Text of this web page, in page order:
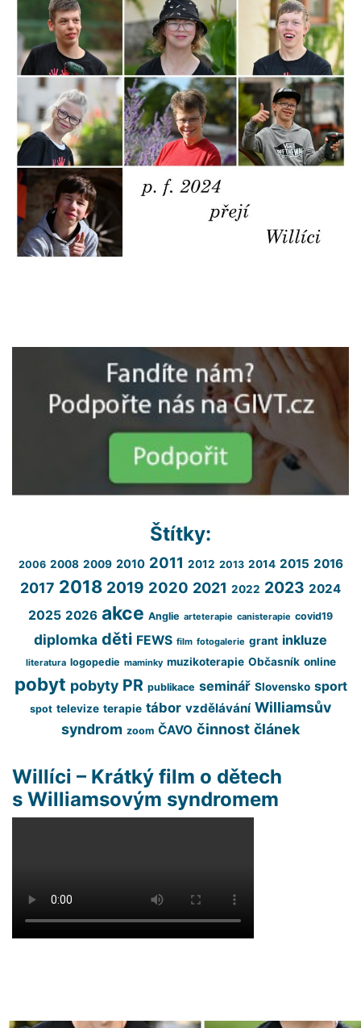
Štítky:
2006 2008 2009 2010 2011 2012 2013 2014 2015 2016
2017 2018 2019 2020 2021 2022 2023 2024
2025 2026 akce Anglie arteterapie canisterapie covid19
diplomka děti FEWS film fotogalerie grant inkluze
literatura logopedie maminky muzikoterapie Občasník online
pobyt pobyty PR publikace seminář Slovensko sport
spot televize terapie tábor vzdělávání Williamsův
syndrom zoom ČAVO činnost článek
Willíci – Krátký film o dětech
s Williamsovým syndromem